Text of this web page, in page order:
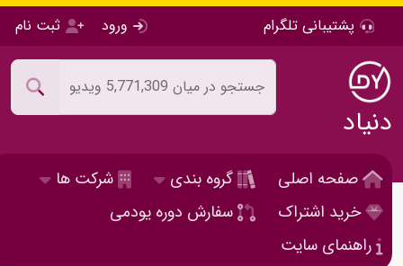
پشتیبانی تلگرام ورود ثبت نام
دنیاد
صفحه اصلی گروه بندی
شرکت ها
خرید اشتراک
سفارش دوره یودمی
راهنمای سایت